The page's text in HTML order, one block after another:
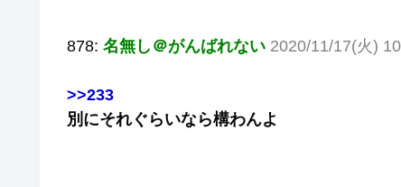
878: 名無し＠がんばれない 2020/11/17(火)
>>233
別にそれぐらいなら構わんよ